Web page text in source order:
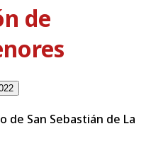
de
de San Sebastián de La